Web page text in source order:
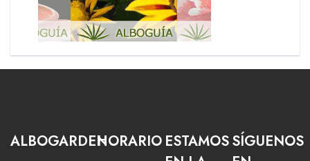
ALBOGARDENHORARIO ESTAMOSSÍGUENOS